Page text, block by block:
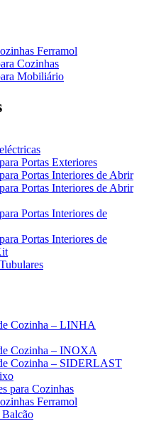
Ferramol
Cozinhas
Mobiliário
Portas Exteriores
Portas Interiores de Abrir
Portas Interiores de Abrir
Portas Interiores de
Portas Interiores de
Cozinha – LINHA
Cozinha – INOXA
Cozinha – SIDERLAST
para Cozinhas
Ferramol
Balcão